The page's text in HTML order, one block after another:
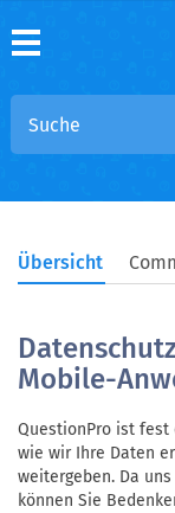
Übersicht
Mobile-
QuestionPro ist fest
wie wir Ihre Daten
weitergeben. Da
können Sie